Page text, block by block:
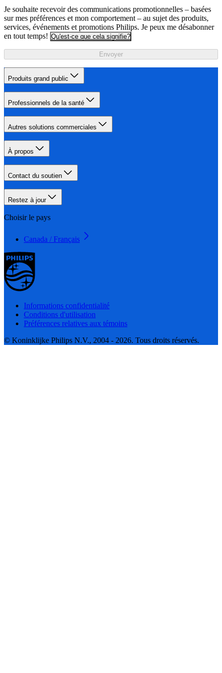
Je souhaite recevoir des communications promotionnelles – basées
sur mes préférences et mon comportement – au sujet des produits,
services, événements et promotions Philips. Je peux me désabonner
en tout temps! Qu'est-ce que cela signifie?
Envoyer
Produits grand public
Professionnels de la santé
Autres solutions commerciales
À propos
Contact du soutien
Restez à jour
Choisir le pays
Canada / Français
Informations confidentialité
Conditions d'utilisation
Préférences relatives aux témoins
© Koninklijke Philips N.V., 2004 - 2026. Tous droits réservés.